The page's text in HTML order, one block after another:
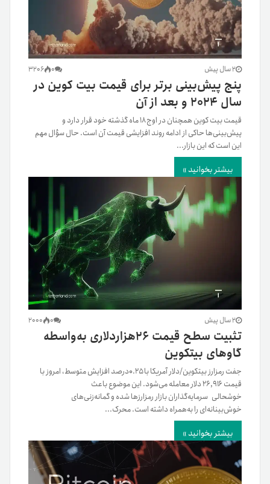
2 سال پیش 0
3206
پنج پیش‌بینی برتر برای قیمت بیت کوین در
سال ۲۰۲۴ و بعد از آن
قیمت بیت کوین همچنان در اوج ۱۸ ماه گذشته خود قرار دارد و
پیش‌بینی‌ها حاکی از ادامه روند افزایشی قیمت آن است. حال سؤال مهم
این است که این بازار...
بیشتر بخوانید »
2 سال پیش 0
2000
تثبیت سطح قیمت ۲۶هزاردلاری به‌واسطه
گاوهای بیتکوین
جفت رمزارز بیتکوین/دلار آمریکا با ۰.۲۵درصد افزایش متوسط، امروز با
قیمت ۲۶,۹۱۶ دلار معامله می‌شود. این موضوع باعث
خوشحالی سرمایه‌گذاران بازار رمزارزها شده و گمانه‌زنی‌های
خوش‌بینانه‌ای را به‌همراه داشته است. محرک...
بیشتر بخوانید »